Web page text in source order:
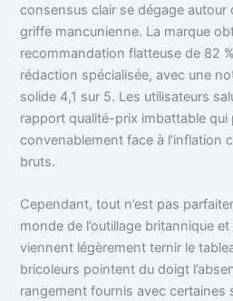
consensus clair se dégage autour
griffe mancunienne. La marque
recommandation flatteuse de 82
rédaction spécialisée, avec une
solide 4,1 sur 5. Les utilisateurs
rapport qualité-prix imbattable qui
convenablement face à l’inflation
bruts.
Cependant, tout n’est pas
monde de l’outillage britannique
viennent légèrement ternir le
bricoleurs pointent du doigt
rangement fournis avec certaines